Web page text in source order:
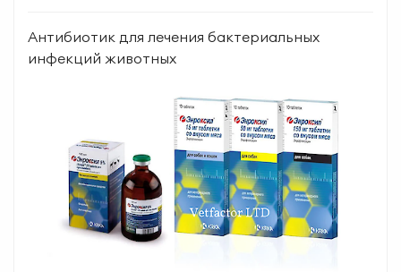
Антибиотик для лечения бактериальных
инфекций животных